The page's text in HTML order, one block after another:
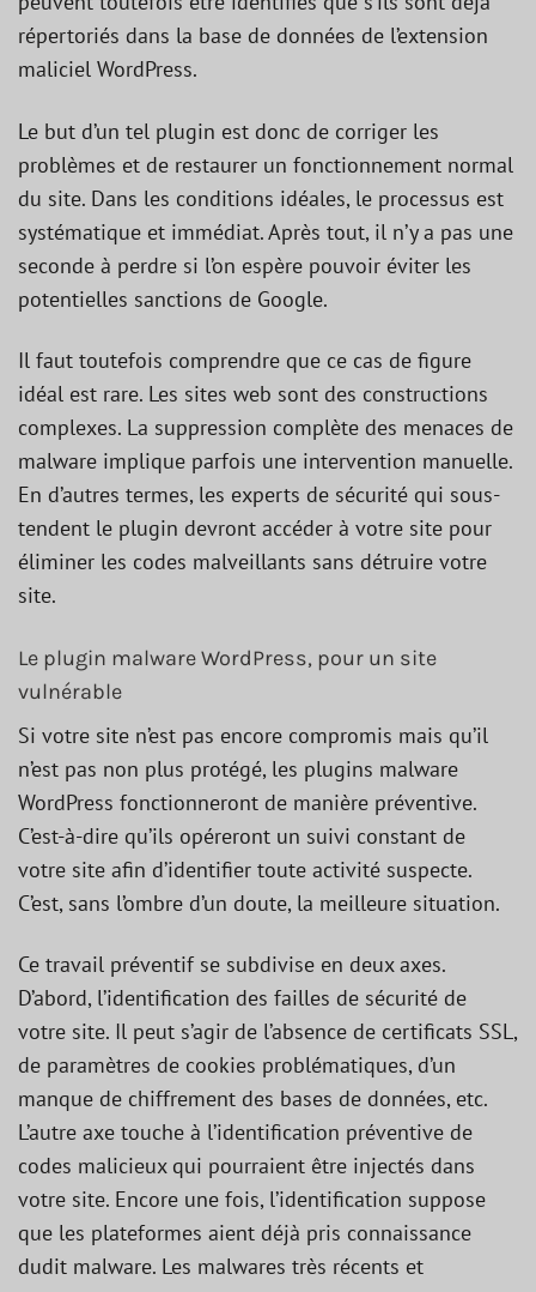
répertoriés dans la base de données de l’extension
maliciel WordPress.
Le but d’un tel plugin est donc de corriger les
problèmes et de restaurer un fonctionnement normal
du site. Dans les conditions idéales, le processus est
systématique et immédiat. Après tout, il n’y a pas une
seconde à perdre si l’on espère pouvoir éviter les
potentielles sanctions de Google.
Il faut toutefois comprendre que ce cas de figure
idéal est rare. Les sites web sont des constructions
complexes. La suppression complète des menaces de
malware implique parfois une intervention manuelle.
En d’autres termes, les experts de sécurité qui sous-
tendent le plugin devront accéder à votre site pour
éliminer les codes malveillants sans détruire votre
site.
Le plugin malware WordPress, pour un site
vulnérable
Si votre site n’est pas encore compromis mais qu’il
n’est pas non plus protégé, les plugins malware
WordPress fonctionneront de manière préventive.
C’est-à-dire qu’ils opéreront un suivi constant de
votre site afin d’identifier toute activité suspecte.
C’est, sans l’ombre d’un doute, la meilleure situation.
Ce travail préventif se subdivise en deux axes.
D’abord, l’identification des failles de sécurité de
votre site. Il peut s’agir de l’absence de certificats SSL,
de paramètres de cookies problématiques, d’un
manque de chiffrement des bases de données, etc.
L’autre axe touche à l’identification préventive de
codes malicieux qui pourraient être injectés dans
votre site. Encore une fois, l’identification suppose
que les plateformes aient déjà pris connaissance
dudit malware. Les malwares très récents et